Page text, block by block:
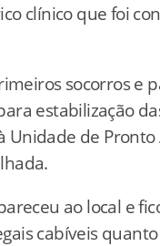
clínico que foi
socorros e
estabilização
de
ao local e
cabíveis